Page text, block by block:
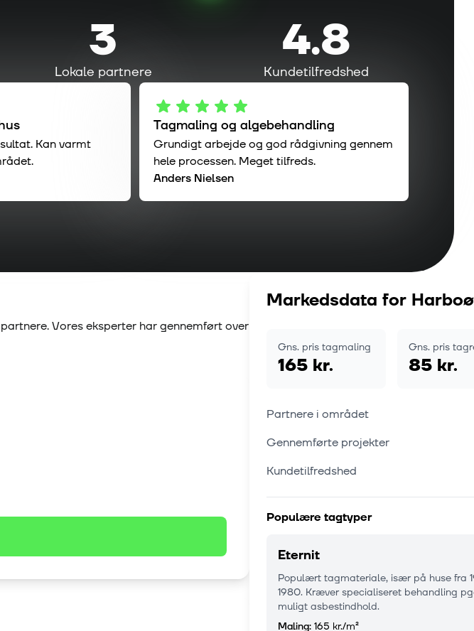
3
Lokale partnere
4.8
Kundetilfredshed
Kan varmt
Tagmaling og algebehandling
Grundigt arbejde og god rådgivning gennem
hele processen. Meget tilfreds.
Anders Nielsen
Vores eksperter har gennemført over
Markedsdata for
Gns. pris tagmaling
165 kr.
Gns. pris
85 kr.
Partnere i området
Gennemførte projekter
Kundetilfredshed
Populære tagtyper
Eternit
Populært tagmateriale, især på huse fra
1980. Kræver specialiseret behandling
muligt asbestindhold.
Maling: 165 kr./m²